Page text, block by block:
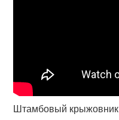
Штамбовый крыжовник